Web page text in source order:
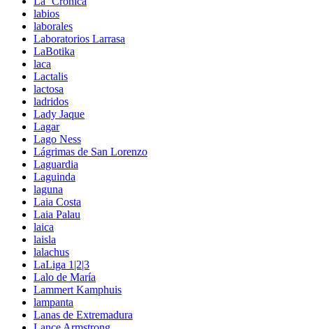
labios
laborales
Laboratorios Larrasa
LaBotika
laca
Lactalis
lactosa
ladridos
Lady Jaque
Lagar
Lago Ness
Lágrimas de San Lorenzo
Laguardia
Laguinda
laguna
Laia Costa
Laia Palau
laica
laisla
lalachus
LaLiga 1|2|3
Lalo de María
Lammert Kamphuis
lampanta
Lanas de Extremadura